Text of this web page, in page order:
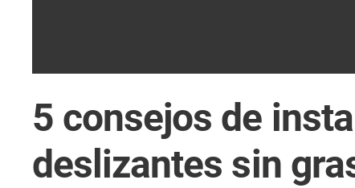
5 consejos de
deslizantes sin